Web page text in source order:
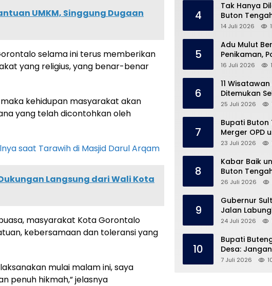
UMKM, Singgung Dugaan
selama ini terus memberikan
yang religius, yang benar-benar
kehidupan masyarakat akan
yang telah dicontohkan oleh
saat Tarawih di Masjid Darul Arqam
Langsung dari Wali Kota
masyarakat Kota Gorontalo
kebersamaan dan toleransi yang
mulai malam ini, saya
penuh hikmah,” jelasnya
4
Tak Hanya
Buton
Khusus dari
14 Juli 2026
5
Adu Mulut
Penikaman,
Kronologi di
16 Juli 2026
6
11
Ditemukan
Speedboat
25 Juli 2026
7
Bupati Buton
Merger OPD
Belanja
23 Juli 2026
8
Kabar Baik
Buton
Miliar
26 Juli 2026
9
Gubernur
Jalan
Buteng
24 Juli 2026
10
Bupati
Desa:
Dana Desa,
7 Juli 2026